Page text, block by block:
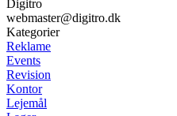
Digitro
webmaster@digitro.dk
Kategorier
Reklame
Events
Revision
Kontor
Lejemål